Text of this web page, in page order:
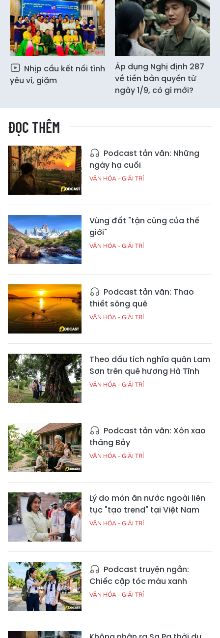
Nhịp cầu kết nối tình
yêu ví, giặm
Áp dụng Nghị định 287
về tiền bản quyền từ
ngày 1/9, có gì mới?
ĐỌC THÊM
Podcast tản văn: Những
ngày hạ cuối
VĂN HÓA - GIẢI TRÍ
Vùng đất "tận cùng của thế
giới"
VĂN HÓA - GIẢI TRÍ
Podcast tản văn: Thao
thiết sông quê
VĂN HÓA - GIẢI TRÍ
Theo dấu tích nghĩa quân Lam
Sơn trên quê hương Hà Tĩnh
VĂN HÓA - GIẢI TRÍ
Podcast tản văn: Xôn xao
tháng Bảy
VĂN HÓA - GIẢI TRÍ
Lý do món ăn nước ngoài liên
tục "tạo trend" tại Việt Nam
VĂN HÓA - GIẢI TRÍ
Podcast truyện ngắn:
Chiếc cặp tóc màu xanh
VĂN HÓA - GIẢI TRÍ